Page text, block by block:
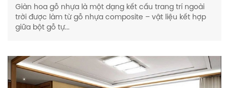
Giàn hoa gỗ nhựa là một dạng kết cấu trang trí ngoài
trời được làm từ gỗ nhựa composite – vật liệu kết hợp
giữa bột gỗ tự...